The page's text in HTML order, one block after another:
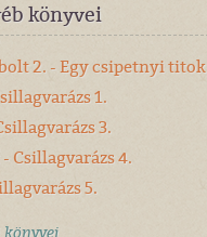
könyvei
2. - Egy csipetnyi titok
1.
3.
Csillagvarázs 4.
5.